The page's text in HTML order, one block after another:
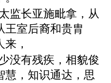
监长亚施毗拿，从
王室后裔和贵胄
，
没有残疾，相貌俊
慧，知识通达，思